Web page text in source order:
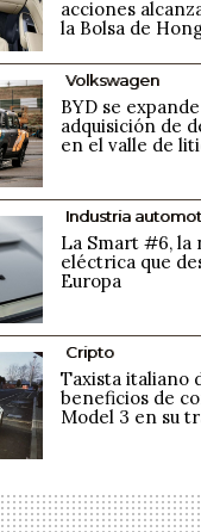
acciones
la Bolsa de
Volkswagen
BYD se
adquisición de
en el valle de
Industria
La Smart #6, la
eléctrica que
Europa
Cripto
Taxista italiano
beneficios de
Model 3 en su